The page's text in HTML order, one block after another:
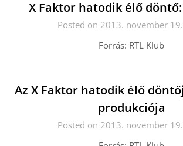
X Faktor hatodik élő
Posted on 2013. november
Forrás: RTL Klub
Az X Faktor hatodik élő
produkciója
Posted on 2013. november